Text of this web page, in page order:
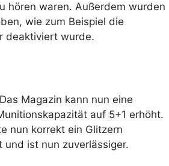
hören waren. Außerdem wurden
wie zum Beispiel die
deaktiviert wurde.
Magazin kann nun eine
auf 5+1 erhöht.
nun korrekt ein Glitzern
ist nun zuverlässiger.